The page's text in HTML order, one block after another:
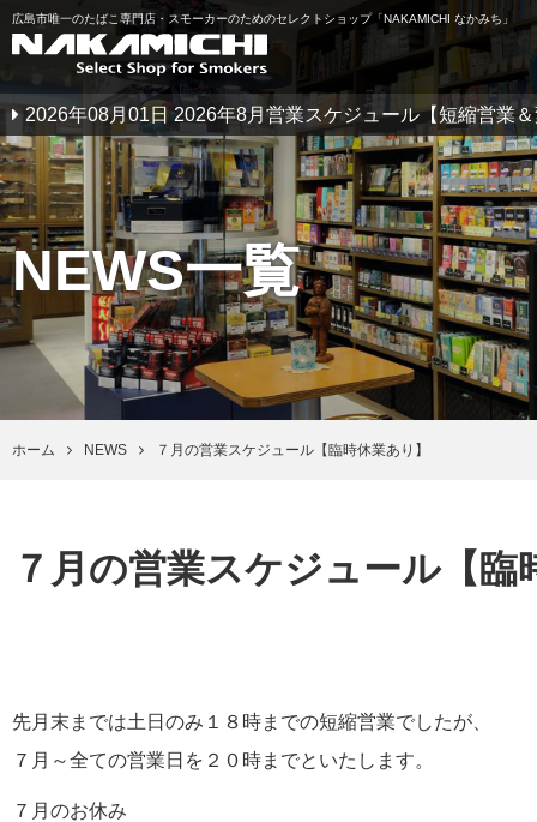
広島市唯一のたばこ専門店・スモーカーのためのセレクトショップ「NAKAMICHI なかみち」
2026年08月01日 2026年8月営業スケジュール【短縮営業
NEWS一覧
ホーム NEWS ７月の営業スケジュール【臨時休業あり】
７月の営業スケジュール【臨
先月末までは土日のみ１８時までの短縮営業でしたが、
７月～全ての営業日を２０時までといたします。
７月のお休み